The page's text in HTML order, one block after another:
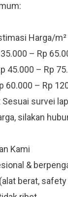
Harga/m²
– Rp
45.000 – Rp
60.000 – Rp
survei
silakan
Kami
&
berat,